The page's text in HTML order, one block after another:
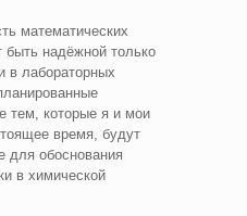
математических
быть надёжной только
в лабораторных
тем, которые я и мои
время, будут
для обоснования
в химической